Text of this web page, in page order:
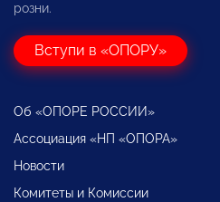
розни.
Вступи в «ОПОРУ»
Об «ОПОРЕ РОССИИ»
Ассоциация «НП «ОПОРА»
Новости
Комитеты и Комиссии